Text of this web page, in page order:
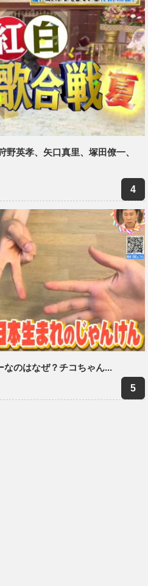
野英孝、矢口真里、塚田僚一、
なのはなぜ？チコちゃん...